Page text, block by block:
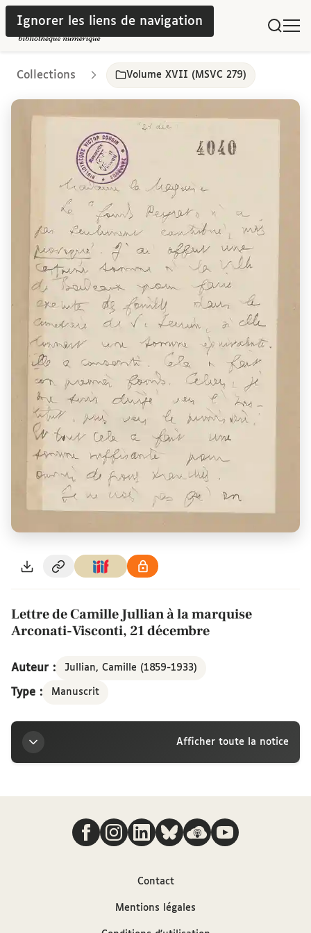
Ignorer les liens de navigation
Collections Volume XVII (MSVC 279)
Lettre de Camille Jullian à la marquise
Arconati-Visconti, 21 décembre
Auteur : Jullian, Camille (1859-1933)
Type : Manuscrit
Afficher toute la notice
Titre
Lettre de Camille Jullian à la marquise Arconati-
Visconti, 21 décembre
Nous suivre
Contact
Mentions légales